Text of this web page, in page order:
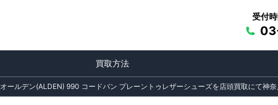
受付
買取方法
オールデン(ALDEN) 990 コードバン プレーントゥレザーシューズを店頭買取にて神